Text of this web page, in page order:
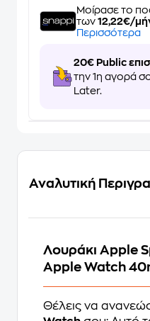
Μοίρασε το
των 12,22€/
Περισσότερα
20€ Public
την 1η αγορά
Later.
Αναλυτική
Λουράκι Apple
Apple Watch
Θέλεις να